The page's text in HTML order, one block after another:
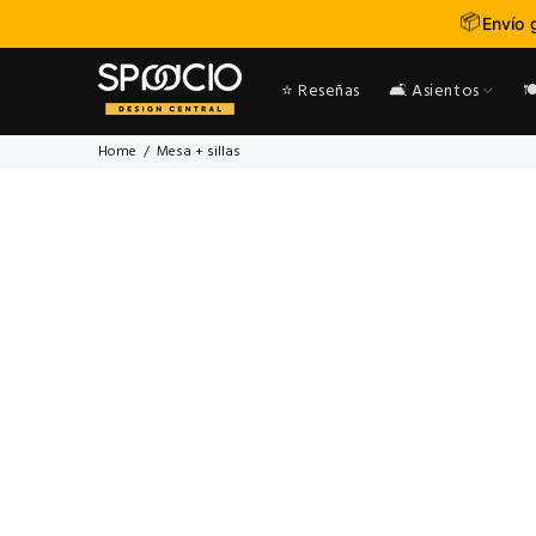
📦Envío
⭐ Reseñas 🛋️ Asientos
Home Mesa + sillas